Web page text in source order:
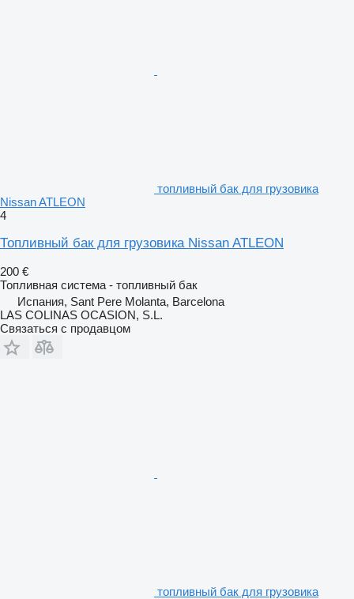
топливный бак для грузовика
Nissan ATLEON
4
Топливный бак для грузовика Nissan ATLEON
200 €
Топливная система - топливный бак
Испания, Sant Pere Molanta, Barcelona
LAS COLINAS OCASION, S.L.
Связаться с продавцом
топливный бак для грузовика